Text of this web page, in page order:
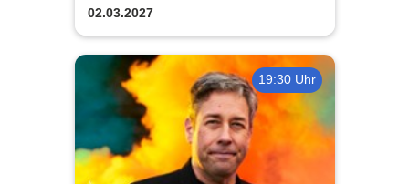
02.03.2027
19:30 Uhr